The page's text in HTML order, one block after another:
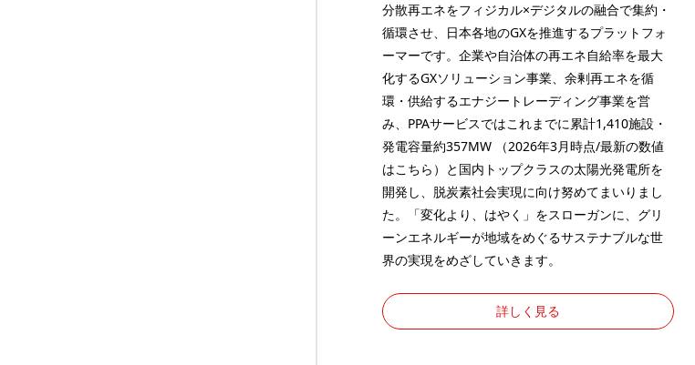
分散再エネをフィジカル×デジタルの融合で集約・
循環させ、日本各地のGXを推進するプラットフォ
ーマーです。企業や自治体の再エネ自給率を最大
化するGXソリューション事業、余剰再エネを循
環・供給するエナジートレーディング事業を営
み、PPAサービスではこれまでに累計1,410施設・
発電容量約357MW （2026年3月時点/最新の数値
はこちら ）と国内トップクラスの太陽光発電所を
開発し、脱炭素社会実現に向け努めてまいりまし
た。「変化より、はやく」をスローガンに、グリ
ーンエネルギーが地域をめぐるサステナブルな世
界の実現をめざしていきます。
詳しく見る